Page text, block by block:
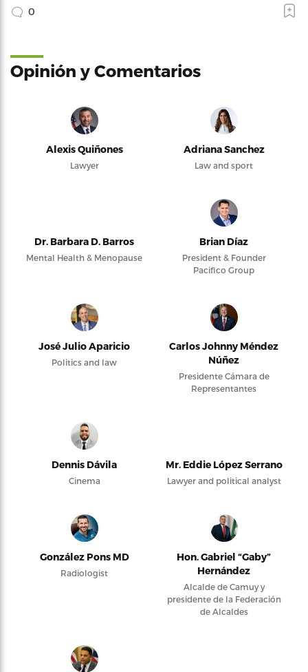
0
Opinión y Comentarios
Alexis Quiñones
Lawyer
Adriana Sanchez
Law and sport
Dr. Barbara D. Barros
Mental Health & Menopause
Brian Díaz
President & Founder
Pacifico Group
José Julio Aparicio
Politics and law
Carlos Johnny Méndez
Núñez
Presidente Cámara de
Representantes
Dennis Dávila
Cinema
Mr. Eddie López Serrano
Lawyer and political analyst
González Pons MD
Radiologist
Hon. Gabriel “Gaby”
Hernández
Alcalde de Camuy y
presidente de la Federación
de Alcaldes